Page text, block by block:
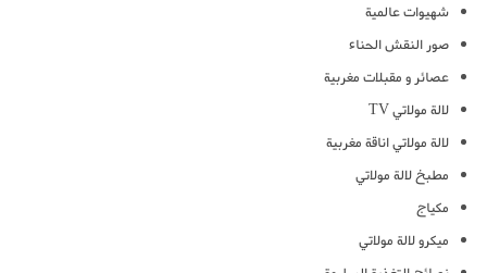
شهيوات عالمية
صور النقش الحناء
عصائر و مقبلات مغربية
لالة مولاتي TV
لالة مولاتي اناقة مغربية
مطبخ لالة مولاتي
مكياج
ميكرو لالة مولاتي